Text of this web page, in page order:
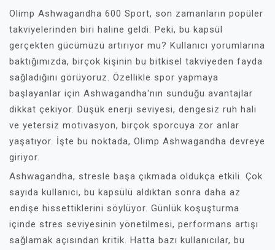
Olimp Ashwagandha 600 Sport, son zamanların popüler
takviyelerinden biri haline geldi. Peki, bu kapsül
gerçekten gücümüzü artırıyor mu? Kullanıcı yorumlarına
baktığımızda, birçok kişinin bu bitkisel takviyeden fayda
sağladığını görüyoruz. Özellikle spor yapmaya
başlayanlar için Ashwagandha'nın sunduğu avantajlar
dikkat çekiyor. Düşük enerji seviyesi, dengesiz ruh hali
ve yetersiz motivasyon, birçok sporcuya zor anlar
yaşatıyor. İşte bu noktada, Olimp Ashwagandha devreye
giriyor.
Ashwagandha, stresle başa çıkmada oldukça etkili. Çok
sayıda kullanıcı, bu kapsülü aldıktan sonra daha az
endişe hissettiklerini söylüyor. Günlük koşuşturma
içinde stres seviyesinin yönetilmesi, performans artışı
sağlamak açısından kritik. Hatta bazı kullanıcılar, bu